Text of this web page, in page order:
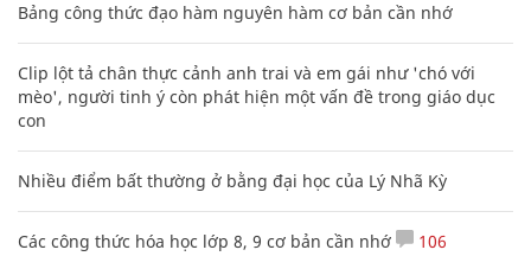
Bảng công thức đạo hàm nguyên hàm cơ bản cần nhớ
Clip lột tả chân thực cảnh anh trai và em gái như 'chó với
mèo', người tinh ý còn phát hiện một vấn đề trong giáo dục
con
Nhiều điểm bất thường ở bằng đại học của Lý Nhã Kỳ
Các công thức hóa học lớp 8, 9 cơ bản cần nhớ 106